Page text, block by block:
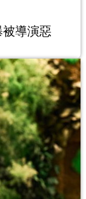
導演惡